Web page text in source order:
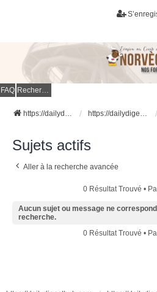
FAQ Rechercher
https://dailydigesthub.com https://dailydigesthub.com
Sujets actifs
Aller à la recherche avancée
0 Résultat Trouvé •
Aucun sujet ou message ne
recherche.
0 Résultat Trouvé •